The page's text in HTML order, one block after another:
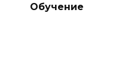
Обучение